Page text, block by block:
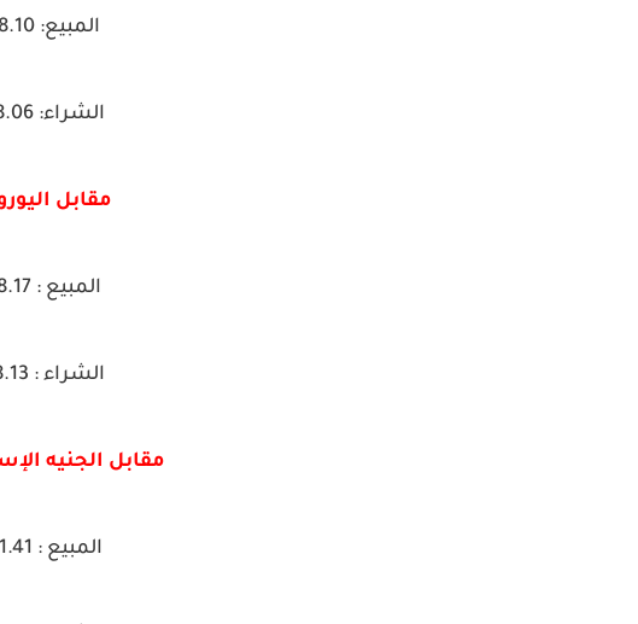
المبيع: 18.10
الشراء: 18.06
مقابل
المبيع : 18.17
الشراء : 18.13
مقابل الجنيه
المبيع : 21.41